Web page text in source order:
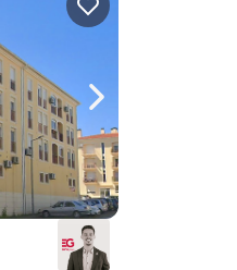
Naviguer vers la